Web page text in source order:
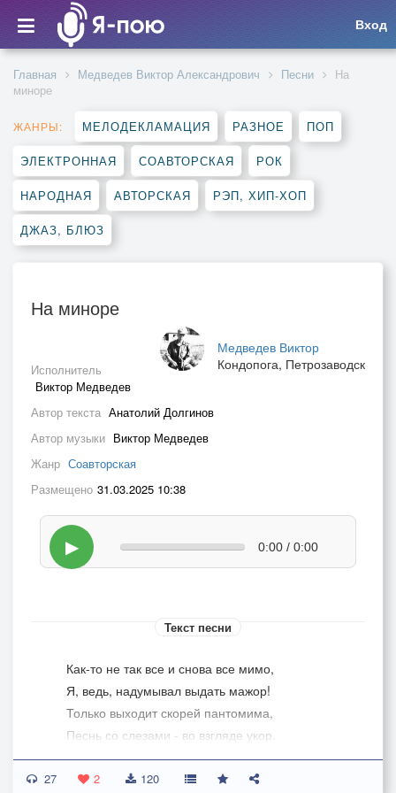
Вход
Главная Медведев Виктор Александрович Песни
На
миноре
ЖАНРЫ: МЕЛОДЕКЛАМАЦИЯ РАЗНОЕ ПОП
ЭЛЕКТРОННАЯ СОАВТОРСКАЯ РОК
НАРОДНАЯ АВТОРСКАЯ РЭП, ХИП-ХОП
ДЖАЗ, БЛЮЗ
На миноре
Медведев Виктор
Кондопога, Петрозаводск
Исполнитель
Виктор Медведев
Автор текста Анатолий Долгинов
Автор музыки Виктор Медведев
Жанр Соавторская
Размещено 31.03.2025 10:38
▶ 0:00 / 0:00
Текст песни
Как-то не так все и снова все мимо,
Я, ведь, надумывал выдать мажор!
Только выходит скорей пантомима,
Песнь со слезами - во взгляде укор.
Все тут решает за нас провиденье...
Что же с того, что хотим - не хотим?!
27 2 120